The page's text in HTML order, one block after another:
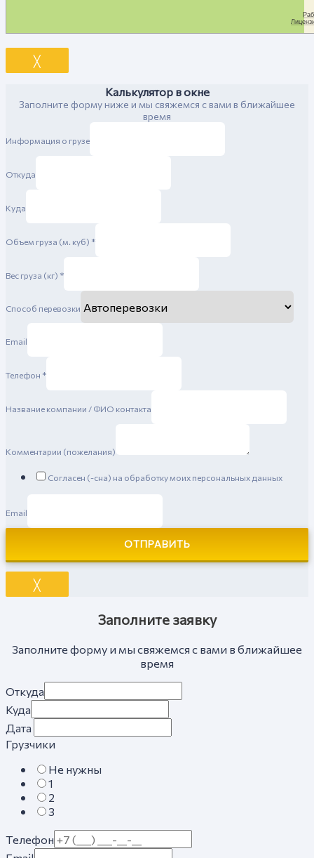
╳
Калькулятор в окне
Заполните форму ниже и мы свяжемся с вами в ближайшее
время
Информация о грузе
Откуда
Куда
Объем груза (м. куб) *
Вес груза (кг) *
Способ перевозки
Email
Телефон *
Название компании / ФИО контакта
Комментарии (пожелания)
Согласен (-сна) на обработку моих персональных данных
Email
ОТПРАВИТЬ
╳
Заполните заявку
Заполните форму и мы свяжемся с вами в ближайшее
время
Откуда
Куда
Дата
Грузчики
Не нужны
1
2
3
Телефон